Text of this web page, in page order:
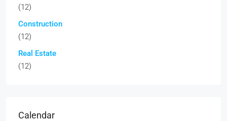
(12)
Construction
(12)
Real Estate
(12)
Calendar